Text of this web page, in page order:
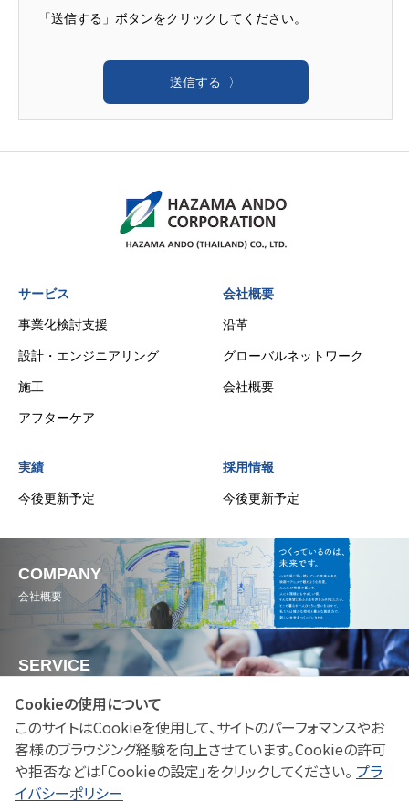
「送信する」ボタンをクリックしてください。 ​
サービス
事業化検討支援
設計・エンジニアリング
施工
アフターケア
会社概要
沿革
グローバルネットワーク
会社概要
実績
今後更新予定
採用情報
今後更新予定
COMPANY
会社概要
SERVICE
WORKS
実績
Cookieの使用について
このサイトはCookieを使用して、サイトのパーフォマンスやお
客様のブラウジング経験を向上させています。Cookieの許可
や拒否などは「Cookieの設定」をクリックしてください。 プラ
イバシーポリシー